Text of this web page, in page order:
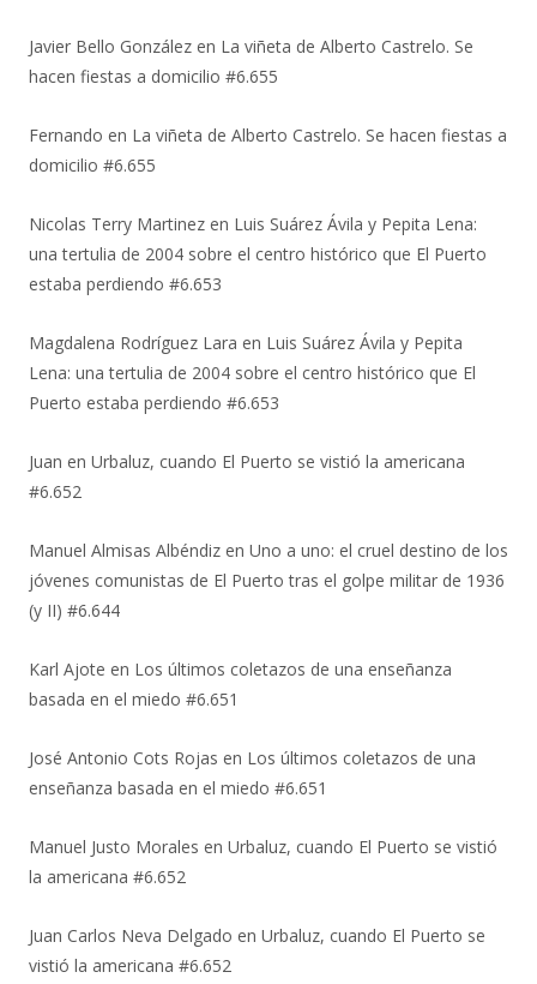
Javier Bello González en La viñeta de Alberto Castrelo. Se
hacen fiestas a domicilio #6.655
Fernando en La viñeta de Alberto Castrelo. Se hacen fiestas a
domicilio #6.655
Nicolas Terry Martinez en Luis Suárez Ávila y Pepita Lena:
una tertulia de 2004 sobre el centro histórico que El Puerto
estaba perdiendo #6.653
Magdalena Rodríguez Lara en Luis Suárez Ávila y Pepita
Lena: una tertulia de 2004 sobre el centro histórico que El
Puerto estaba perdiendo #6.653
Juan en Urbaluz, cuando El Puerto se vistió la americana
#6.652
Manuel Almisas Albéndiz en Uno a uno: el cruel destino de los
jóvenes comunistas de El Puerto tras el golpe militar de 1936
(y II) #6.644
Karl Ajote en Los últimos coletazos de una enseñanza
basada en el miedo #6.651
José Antonio Cots Rojas en Los últimos coletazos de una
enseñanza basada en el miedo #6.651
Manuel Justo Morales en Urbaluz, cuando El Puerto se vistió
la americana #6.652
Juan Carlos Neva Delgado en Urbaluz, cuando El Puerto se
vistió la americana #6.652